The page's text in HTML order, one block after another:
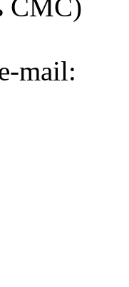
СМС)
mail: